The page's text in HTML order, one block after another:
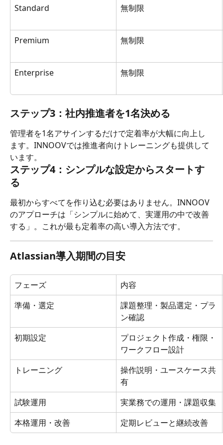
Standard 無制限
Premium 無制限
Enterprise 無制限
ステップ3：社内推進者を1名決める
管理者を1名アサインするだけで定着率が大幅に向上し
ます。INNOOVでは推進者向けトレーニングも提供して
います。
ステップ4：シンプルな設定からスタートす
る
最初からすべてを作り込む必要はありません。INNOOV
のアプローチは「シンプルに始めて、実運用の中で改善
する」。これが最も定着率の高い導入方法です。
Atlassian導入期間の目安
フェーズ
内容
準備・選定
課題整理・製品選定・プラ
ン確認
初期設定
プロジェクト作成・権限・
ワークフロー設計
トレーニング
操作説明・ユースケース共
有
試験運用
実業務での運用・課題収集
本格運用・改善
定期レビューと継続改善